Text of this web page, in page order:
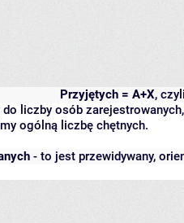
Przyjętych = A+X,
do liczby osób
ogólną liczbę chętnych.
- to jest przewidywany,